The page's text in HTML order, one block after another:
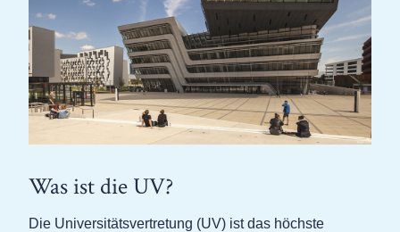
Was ist die UV?
Die Universitätsvertretung (UV) ist das höchste